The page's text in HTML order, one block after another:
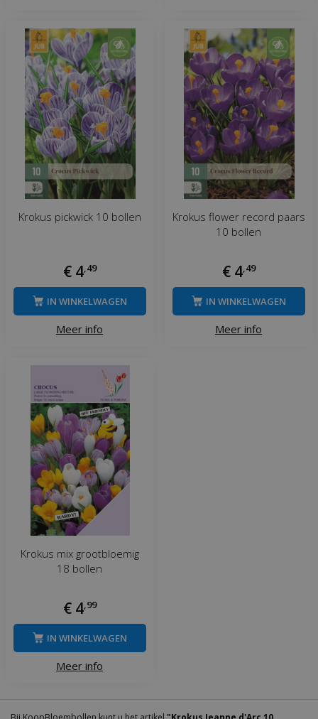
Krokus pickwick 10 bollen
€ 4,49
Meer info
IN WINKELWAGEN
Krokus flower record paars
10 bollen
€ 4,49
Meer info
IN WINKELWAGEN
Krokus mix grootbloemig
18 bollen
€ 4,99
Meer info
IN WINKELWAGEN